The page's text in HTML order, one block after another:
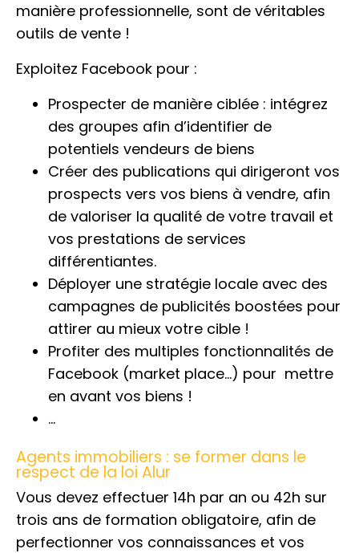
manière professionnelle, sont de véritables
outils de vente !
Exploitez Facebook pour :
Prospecter de manière ciblée : intégrez
des groupes afin d’identifier de
potentiels vendeurs de biens
Créer des publications qui dirigeront vos
prospects vers vos biens à vendre, afin
de valoriser la qualité de votre travail et
vos prestations de services
différentiantes.
Déployer une stratégie locale avec des
campagnes de publicités boostées pour
attirer au mieux votre cible !
Profiter des multiples fonctionnalités de
Facebook (market place…) pour mettre
en avant vos biens !
…
Agents immobiliers : se former dans le
respect de la loi Alur
Vous devez effectuer 14h par an ou 42h sur
trois ans de formation obligatoire, afin de
perfectionner vos connaissances et vos